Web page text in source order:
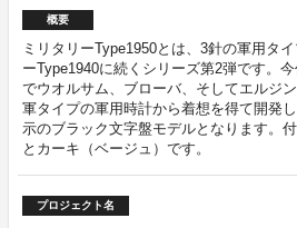
概要
ミリタリーType1950とは、3針の軍用タ
ーType1940に続くシリーズ第2弾です。
でウオルサム、ブローバ、そしてエルジ
軍タイプの軍用時計から着想を得て開発
示のブラック文字盤モデルとなります。
とカーキ（ベージュ）です。
プロジェクト名